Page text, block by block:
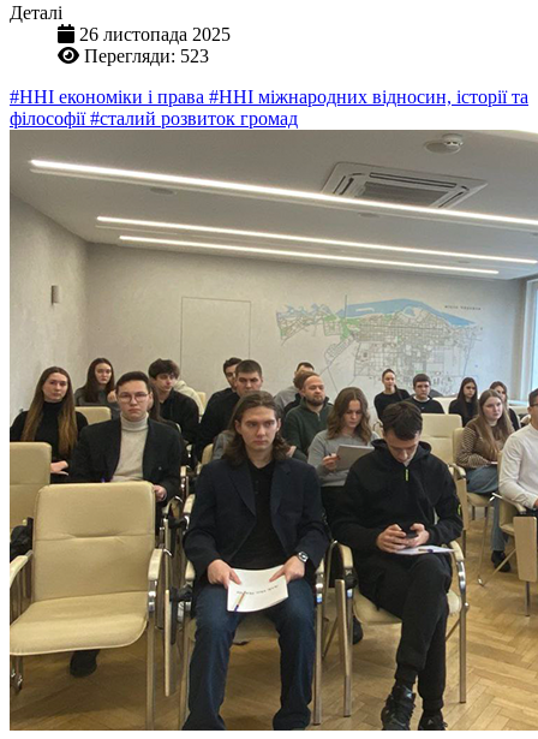
Деталі
26 листопада 2025
Перегляди: 523
#ННІ економіки і права #ННІ міжнародних відносин, історії та
філософії#сталий розвиток громад